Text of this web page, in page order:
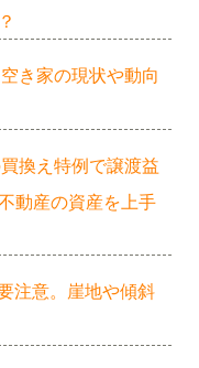
き家の現状や動向
換え特例で譲渡益
動産の資産を上手
注意。崖地や傾斜